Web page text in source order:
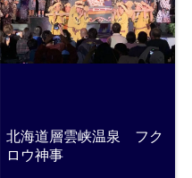
北海道層雲峡温泉 フク
ロウ神事